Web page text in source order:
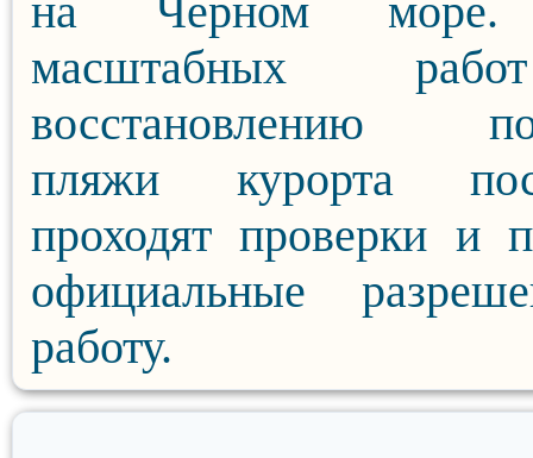
на Черном море.
масштабных
восстановлению
пляжи курорта
проходят проверки и
официальные
работу.